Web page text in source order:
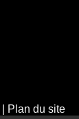
Plan du site